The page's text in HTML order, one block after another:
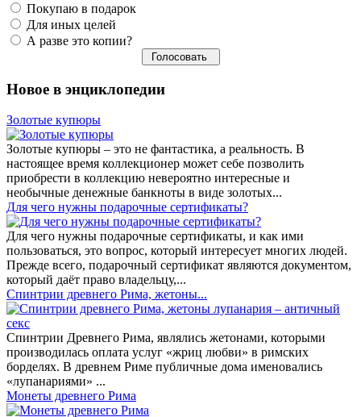
Покупаю в подарок
Для иных целей
А разве это копии?
Новое в энциклопедии
Золотые купюры
Золотые купюры – это не фантастика, а реальность. В
настоящее время коллекционер может себе позволить
приобрести в коллекцию невероятно интересные и
необычные денежные банкноты в виде золотых...
​Для чего нужны подарочные сертификаты?
Для чего нужны подарочные сертификаты, и как ими
пользоваться, это вопрос, который интересует многих людей.
Прежде всего, подарочный сертификат являются документом,
который даёт право владельцу,...
Спинтрии древнего Рима, жетоны...
Спинтрии Древнего Рима, являлись жетонами, которыми
производилась оплата услуг «жриц любви» в римских
борделях. В древнем Риме публичные дома именовались
«лупанариями» ...
Монеты древнего Рима